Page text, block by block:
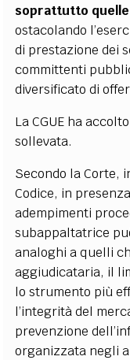
soprattutto
ostacolando
di prestazione dei
committenti
diversificato di
La CGUE ha
sollevata.
Secondo la Corte,
Codice, in
adempimenti
subappaltatrice
analoghi a quelli
aggiudicataria, il
lo strumento più
l’integrità del
prevenzione
organizzata negli